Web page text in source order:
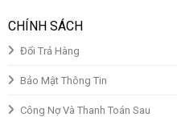
CHÍNH SÁCH
Đổi Trả Hàng
Bảo Mật Thông Tin
Công Nợ Và Thanh Toán Sau